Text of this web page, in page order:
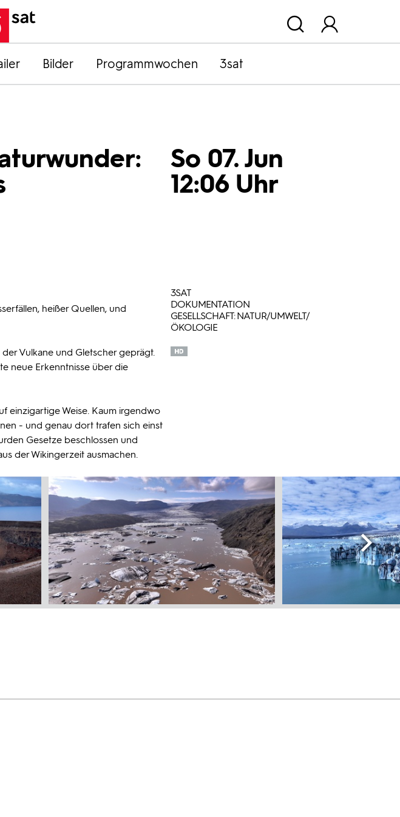
Bilder Programmwochen 3sat
So 07. Jun
12:06 Uhr
heißer Quellen, und
Vulkane und Gletscher geprägt.
neue Erkenntnisse über die
einzigartige Weise. Kaum irgendwo
- und genau dort trafen sich einst
Gesetze beschlossen und
der Wikingerzeit ausmachen.
3SAT
DOKUMENTATION
GESELLSCHAFT: NATUR/UMWELT/
ÖKOLOGIE